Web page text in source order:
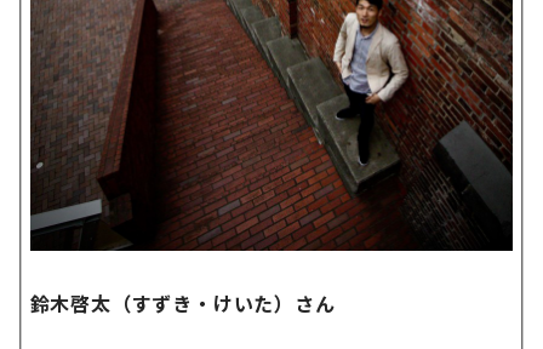
鈴木啓太（すずき・けいた）さん